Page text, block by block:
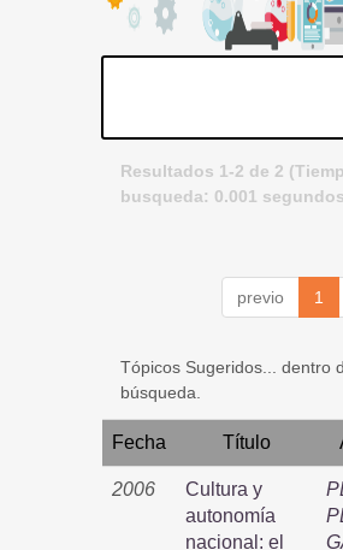
Resultados 1-2 de 2
busqueda: 0.001
previo 1
Tópicos Sugeridos... dentro
búsqueda.
Fecha Título
2006
Cultura y
autonomía
nacional: el